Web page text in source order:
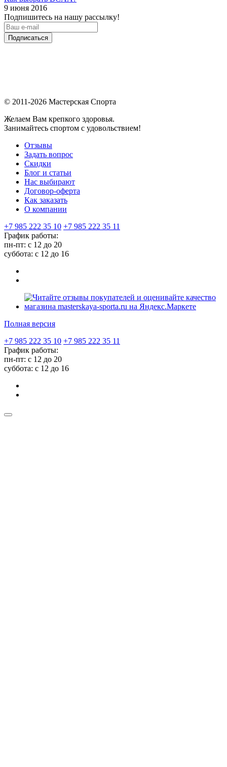
9 июня 2016
Подпишитесь на нашу рассылку!
Подписаться
© 2011-2026 Мастерская Спорта
Желаем Вам крепкого здоровья.
Занимайтесь спортом с удовольствием!
Отзывы
Задать вопрос
Скидки
Блог и статьи
Нас выбирают
Договор-оферта
Как заказать
О компании
+7 985 222 35 10 +7 985 222 35 11
График работы:
пн-пт: с 12 до 20
суббота: c 12 до 16
Полная версия
+7 985 222 35 10 +7 985 222 35 11
График работы:
пн-пт: с 12 до 20
суббота: c 12 до 16